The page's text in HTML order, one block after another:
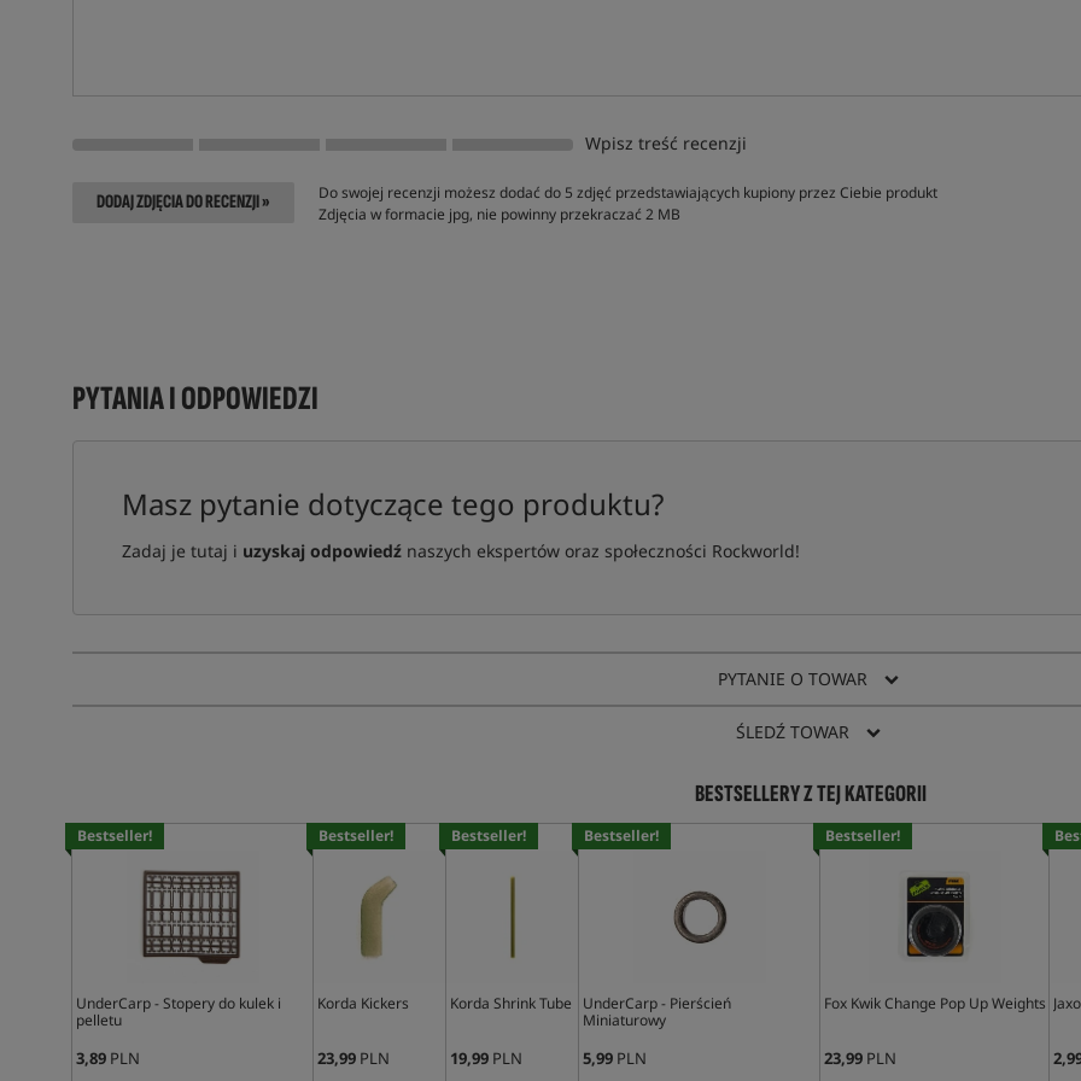
Wpisz treść recenzji
DODAJ ZDJĘCIA DO RECENZJI »
Do swojej recenzji możesz dodać do 5 zdjęć przedstawiających kupiony przez Ciebie produkt
Zdjęcia w formacie jpg, nie powinny przekraczać 2 MB
PYTANIA I ODPOWIEDZI
Masz pytanie dotyczące tego produktu?
Zadaj je tutaj i uzyskaj odpowiedźnaszych ekspertów oraz społeczności Rockworld!
PYTANIE O TOWAR
ŚLEDŹ TOWAR
BESTSELLERY Z TEJ KATEGORII
Bestseller!
UnderCarp - Stopery do kulek i
pelletu
3,89PLN
Bestseller!
Korda Kickers
23,99PLN
Bestseller!
Korda Shrink Tube
19,99PLN
Bestseller!
UnderCarp - Pierścień
Miniaturowy
5,99PLN
Bestseller!
Fox Kwik Change Pop Up Weights
23,99PLN